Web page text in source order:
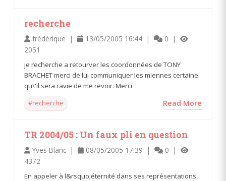
recherche
frédérique | 13/05/2005 16:44 |
0 |
2051
je recherche a retourver les coordonnées de TONY
BRACHET merci de lui communiquer les miennes certaine
qu\'il sera ravie de me revoir. Merci
#recherche
Read More
TR 2004/05 : Un faux pli en question
Yves Blanc | 08/05/2005 17:39 |
0 |
4372
En appeler à l&rsquo;éternité dans ses représentations,